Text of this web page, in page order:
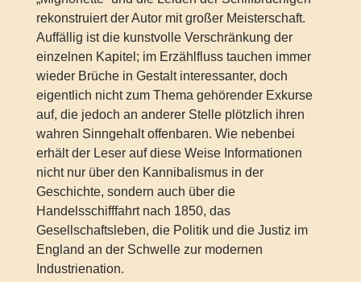
rekonstruiert der Autor mit großer Meisterschaft.
Auffällig ist die kunstvolle Verschränkung der
einzelnen Kapitel; im Erzählfluss tauchen immer
wieder Brüche in Gestalt interessanter, doch
eigentlich nicht zum Thema gehörender Exkurse
auf, die jedoch an anderer Stelle plötzlich ihren
wahren Sinngehalt offenbaren. Wie nebenbei
erhält der Leser auf diese Weise Informationen
nicht nur über den Kannibalismus in der
Geschichte, sondern auch über die
Handelsschifffahrt nach 1850, das
Gesellschaftsleben, die Politik und die Justiz im
England an der Schwelle zur modernen
Industrienation.